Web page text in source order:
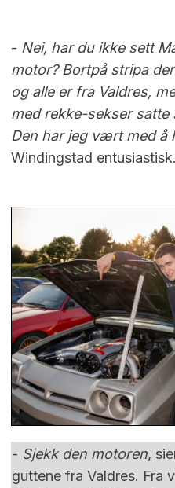
- Nei, har du ikke sett
motor? Bortpå stripa
og alle er fra Valdres,
med rekke-sekser satte
Den har jeg vært med å
Windingstad entusiastisk.
- Sjekk den motoren,
guttene fra Valdres. Fra